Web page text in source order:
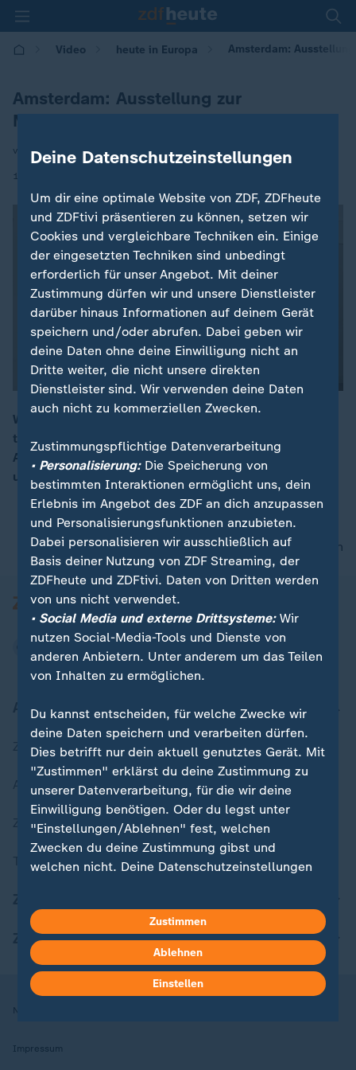
Video heute in Europa Amsterdam:
Amsterdam: Ausstellung zur
Männlichkeit
von Isabelle Schaefers
19.05.2026 | 16:00
00:15
Was bedeutet es, heute ein Mann zu sein? Was ist
typisch männlich? Fragen, auf die eine Ausstellung in
Amsterdam Antworten sucht. Das Museum zeigt, wie
unterschiedlich männlich sein aussehen kann.
nach oben
Aktuell bei ZDFheute
Zuletzt veröffentlicht
Aktuelle Sendungs-Videos
ZDFheute Stories
Themen im Überblick
ZDFheute Apps
Nutzungsbedingungen
Impressum
Deine Datenschutzeinstellungen
Um dir eine optimale Website von ZDF, ZDFheute
und ZDFtivi präsentieren zu können, setzen wir
Cookies und vergleichbare Techniken ein. Einige
der eingesetzten Techniken sind unbedingt
erforderlich für unser Angebot. Mit deiner
Zustimmung dürfen wir und unsere Dienstleister
darüber hinaus Informationen auf deinem Gerät
speichern und/oder abrufen. Dabei geben wir
deine Daten ohne deine Einwilligung nicht an
Dritte weiter, die nicht unsere direkten
Dienstleister sind. Wir verwenden deine Daten
auch nicht zu kommerziellen Zwecken.
Zustimmungspflichtige Datenverarbeitung
• Personalisierung:Die Speicherung von
bestimmten Interaktionen ermöglicht uns, dein
Erlebnis im Angebot des ZDF an dich anzupassen
und Personalisierungsfunktionen anzubieten.
Dabei personalisieren wir ausschließlich auf
Basis deiner Nutzung von ZDF Streaming, der
ZDFheute und ZDFtivi. Daten von Dritten werden
von uns nicht verwendet.
• Social Media und externe Drittsysteme:Wir
nutzen Social-Media-Tools und Dienste von
anderen Anbietern. Unter anderem um das Teilen
von Inhalten zu ermöglichen.
Du kannst entscheiden, für welche Zwecke wir
deine Daten speichern und verarbeiten dürfen.
Dies betrifft nur dein aktuell genutztes Gerät. Mit
"Zustimmen" erklärst du deine Zustimmung zu
unserer Datenverarbeitung, für die wir deine
Einwilligung benötigen. Oder du legst unter
"Einstellungen/Ablehnen" fest, welchen
Zwecken du deine Zustimmung gibst und
welchen nicht. Deine Datenschutzeinstellungen
Hier findest du das Impressum.
Weitere Informationen findest du in unserer
Datenschutzerklärung.
Zustimmen
Ablehnen
Einstellen